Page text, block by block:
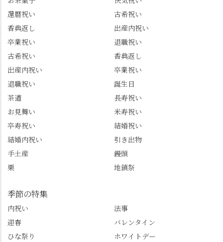
グルメをメインに発
信。お店選びの参考な
どにご利用いただける
の情報を詳しく知りた
い人は、下記アカウン
トもあわせてチェック
@sense_nagaokakyo 長岡
京市観光協会
@nagaokakyo_tourism ふ
@furufuru_nagaokakyo
物価の値上がりが激し
で🎁最後の最後まで"お
もてなし"の心を教えて
いただきました。 プロ
ドライバーならではの
ルート取り、駐車場事
情、お客様を飽きさせ
ない語り口…。楽しみ
ながら学びっぱなしの
のガイド活動にしっか
り活かしていきます💪
西山、ほんまにええと
こです。次はあなたを
🚕✨ #京都西山旅感 #京
都西山 #おもてなしタク
こごろ #勝持寺 #正法寺
#善峯寺 #あじさい #あ
じさい供養 #遊龍の松 #
還暦祝い
古希祝い
香典返し
出産内祝い
卒業祝い
退職祝い
古希祝い
香典返し
出産内祝い
卒業祝い
退職祝い
誕生日
茶道
長寿祝い
お見舞い
米寿祝い
卒寿祝い
結婚祝い
結婚内祝い
引き出物
手土産
饅頭
栗
地鎮祭
季節の特集
内祝い
法事
迎春
バレンタイン
ひな祭り
ホワイトデー